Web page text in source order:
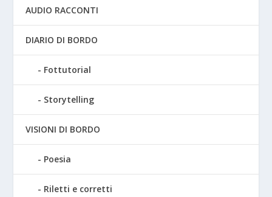
AUDIO RACCONTI
DIARIO DI BORDO
Fottutorial
Storytelling
VISIONI DI BORDO
Poesia
Riletti e corretti